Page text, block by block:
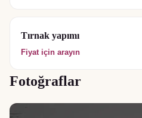
Tırnak yapımı
Fiyat için arayın
Fotoğraflar